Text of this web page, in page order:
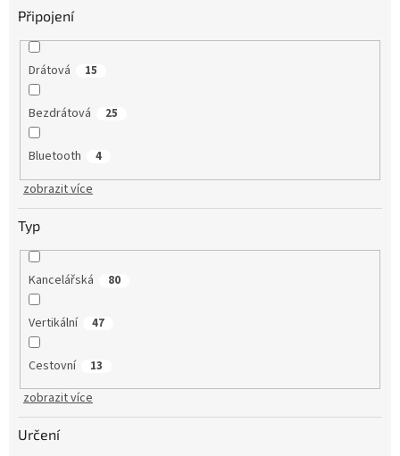
Připojení
Drátová 15
Bezdrátová 25
Bluetooth 4
zobrazit více
Typ
Kancelářská 80
Vertikální 47
Cestovní 13
zobrazit více
Určení